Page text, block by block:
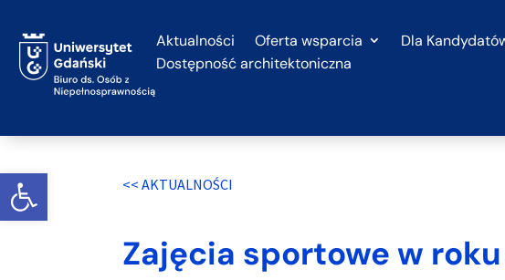
treści
Otwórz widget
Aktualności Oferta wsparcia Dla
Dostępność architektoniczna
<< AKTUALNOŚCI
Zajęcia sportowe w